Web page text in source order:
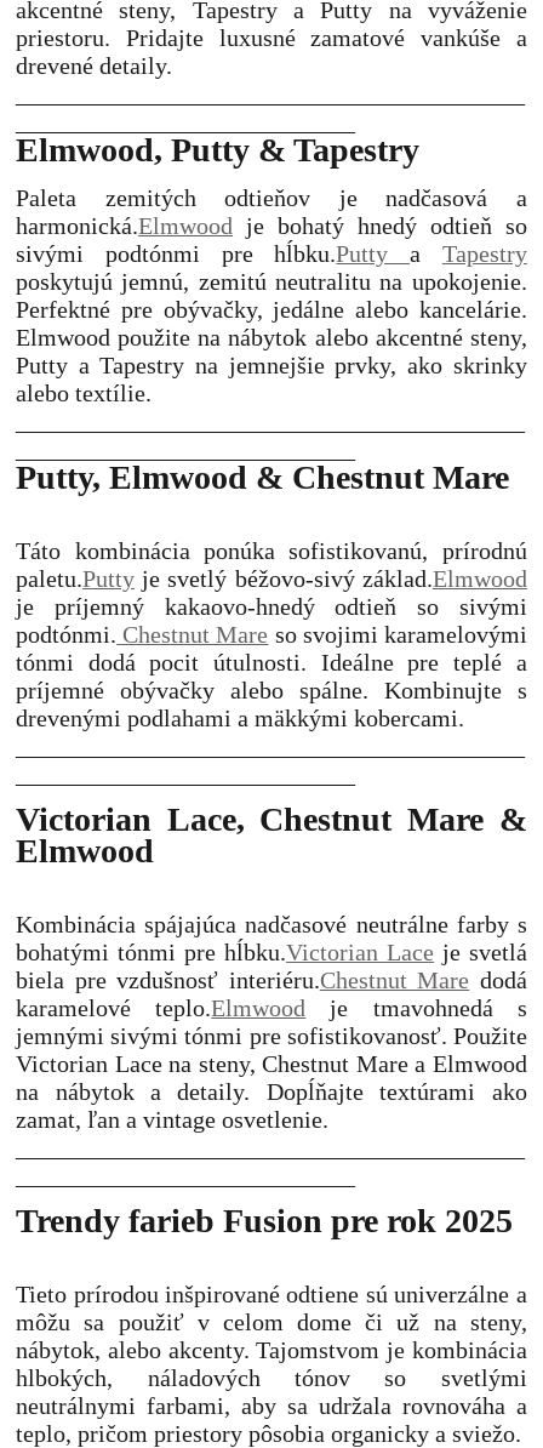
akcentné steny, Tapestry a Putty na vyváženie
priestoru. Pridajte luxusné zamatové vankúše a
drevené detaily.
Elmwood, Putty & Tapestry
Paleta zemitých odtieňov je nadčasová a
harmonická.Elmwood je bohatý hnedý odtieň so
sivými podtónmi pre hĺbku.Puttya Tapestry
poskytujú jemnú, zemitú neutralitu na upokojenie.
Perfektné pre obývačky, jedálne alebo kancelárie.
Elmwood použite na nábytok alebo akcentné steny,
Putty a Tapestry na jemnejšie prvky, ako skrinky
alebo textílie.
Putty, Elmwood & Chestnut Mare
Táto kombinácia ponúka sofistikovanú, prírodnú
paletu.Putty je svetlý béžovo-sivý základ.Elmwood
je príjemný kakaovo-hnedý odtieň so sivými
podtónmi. Chestnut Mare so svojimi karamelovými
tónmi dodá pocit útulnosti. Ideálne pre teplé a
príjemné obývačky alebo spálne. Kombinujte s
drevenými podlahami a mäkkými kobercami.
Victorian Lace, Chestnut Mare &
Elmwood
Kombinácia spájajúca nadčasové neutrálne farby s
bohatými tónmi pre hĺbku.Victorian Lace je svetlá
biela pre vzdušnosť interiéru.Chestnut Mare dodá
karamelové teplo.Elmwood je tmavohnedá s
jemnými sivými tónmi pre sofistikovanosť. Použite
Victorian Lace na steny, Chestnut Mare a Elmwood
na nábytok a detaily. Dopĺňajte textúrami ako
zamat, ľan a vintage osvetlenie.
Trendy farieb Fusion pre rok 2025
Tieto prírodou inšpirované odtiene sú univerzálne a
môžu sa použiť v celom dome či už na steny,
nábytok, alebo akcenty. Tajomstvom je kombinácia
hlbokých, náladových tónov so svetlými
neutrálnymi farbami, aby sa udržala rovnováha a
teplo, pričom priestory pôsobia organicky a sviežo.